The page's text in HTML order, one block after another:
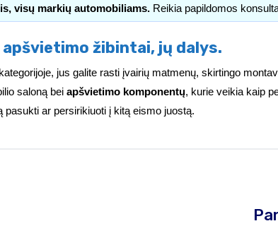
visų markių automobiliams. Reikia papildomos
žibintai, jų dalys.
kategorijoje, jus galite rasti įvairių matmenų, skirtingo
saloną bei apšvietimo komponentų, kurie veikia kaip
pasukti ar persirikiuoti į kitą eismo juostą.